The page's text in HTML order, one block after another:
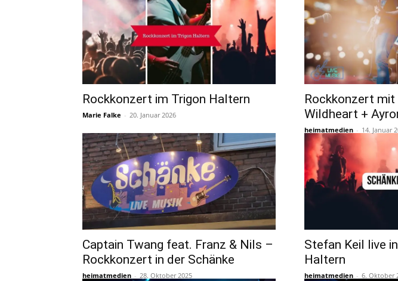
Rockkonzert im Trigon Haltern
Marie Falke - 20. Januar 2026
Rockkonzert mit
Wildheart +
heimatmedien - 14. Januar
Captain Twang feat. Franz & Nils –
Rockkonzert in der Schänke
heimatmedien - 28. Oktober 2025
Stefan Keil live
Haltern
heimatmedien - 6. Oktober